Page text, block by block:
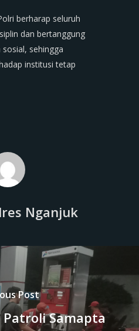
berharap seluruh
dan bertanggung
sehingga
institusi tetap
Nganjuk
Post
Patroli Samapta